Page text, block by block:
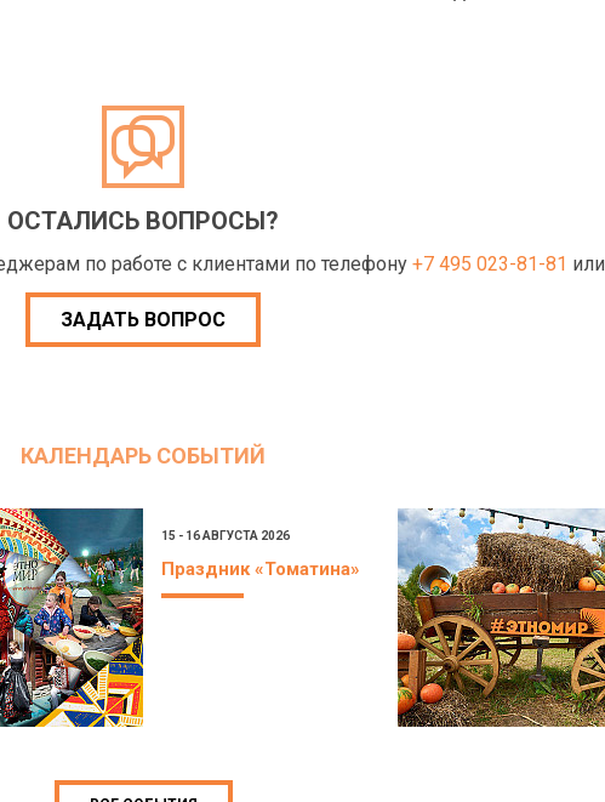
ОСТАЛИСЬ ВОПРОСЫ?
по работе с клиентами по телефону +7 495 023-81-81
ЗАДАТЬ ВОПРОС
КАЛЕНДАРЬ СОБЫТИЙ
15 - 16 АВГУСТА 2026
Праздник «Томатина»